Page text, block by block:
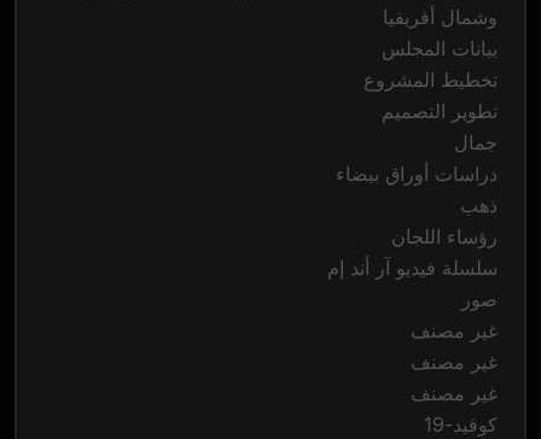
وشمال أفريقيا
بيانات المجلس
تخطيط المشروع
تطوير التصميم
جمال
دراسات أوراق بيضاء
ذهب
رؤساء اللجان
سلسلة فيديو آر أند إم
صور
غير مصنف
غير مصنف
غير مصنف
كوفيد-19